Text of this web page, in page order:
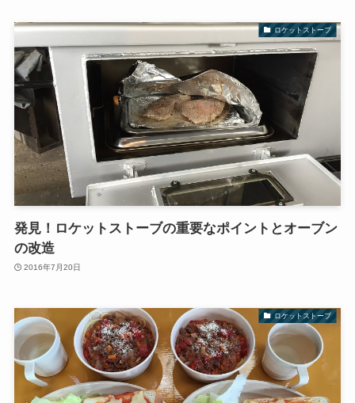
ロケットストーブ
発見！ロケットストーブの重要なポイントとオーブン
の改造
2016年7月20日
ロケットストーブ